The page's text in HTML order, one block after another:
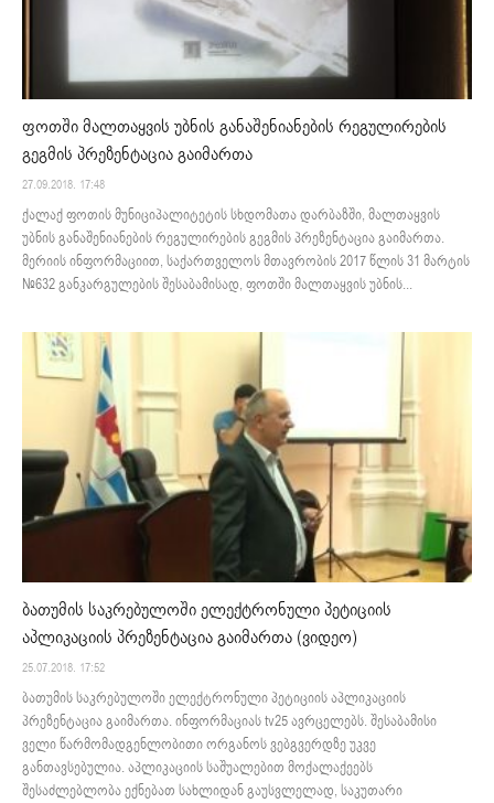
ფოთში მალთაყვის უბნის განაშენიანების რეგულირების
გეგმის პრეზენტაცია გაიმართა
27.09.2018. 17:48
ქალაქ ფოთის მუნიციპალიტეტის სხდომათა დარბაზში, მალთაყვის
უბნის განაშენიანების რეგულირების გეგმის პრეზენტაცია გაიმართა.
მერიის ინფორმაციით, საქართველოს მთავრობის 2017 წლის 31 მარტის
№632 განკარგულების შესაბამისად, ფოთში მალთაყვის უბნის...
ბათუმის საკრებულოში ელექტრონული პეტიციის
აპლიკაციის პრეზენტაცია გაიმართა (ვიდეო)
25.07.2018. 17:52
ბათუმის საკრებულოში ელექტრონული პეტიციის აპლიკაციის
პრეზენტაცია გაიმართა. ინფორმაციას tv25 ავრცელებს. შესაბამისი
ველი წარმომადგენლობითი ორგანოს ვებგვერდზე უკვე
განთავსებულია. აპლიკაციის საშუალებით მოქალაქეებს
შესაძლებლობა ექნებათ სახლიდან გაუსვლელად, საკუთარი